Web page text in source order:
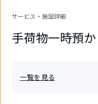
サービス・施設詳細
手荷物一時預か
一覧を見る